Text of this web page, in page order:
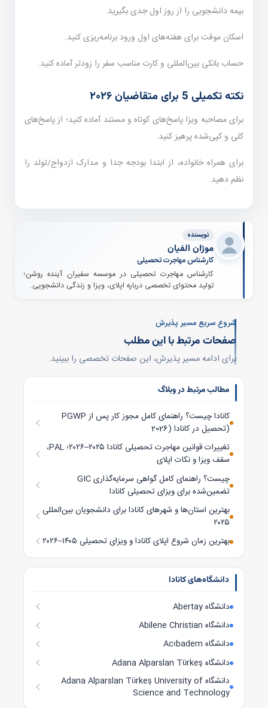
بیمه دانشجویی را از روز اول جدی بگیرید.
اسکان موقت برای هفته‌های اول ورود برنامه‌ریزی کنید.
حساب بانکی بین‌المللی و کارت مناسب سفر را زودتر آماده کنید.
نکته تکمیلی 5 برای متقاضیان ۲۰۲۶
برای مصاحبه ویزا پاسخ‌های کوتاه و مستند آماده کنید؛ از پاسخ‌های
کلی و کپی‌شده پرهیز کنید.
برای همراه خانواده، از ابتدا بودجه جدا و مدارک ازدواج/تولد را
نظم دهید.
نویسنده
موژان الفیان
کارشناس مهاجرت تحصیلی
کارشناس مهاجرت تحصیلی در موسسه سفیران آینده روشن؛
تولید محتوای تخصصی درباره اپلای، ویزا و زندگی دانشجویی.
شروع سریع مسیر پذیرش
صفحات مرتبط با این مطلب
برای ادامه مسیر پذیرش، این صفحات تخصصی را ببینید.
مطالب مرتبط در وبلاگ
PGWP کانادا چیست؟ راهنمای کامل مجوز کار پس از
تحصیل در کانادا (2026)
تغییرات قوانین مهاجرت تحصیلی کانادا ۲۰۲۵–۲۰۲۶؛ PAL،
سقف ویزا و نکات اپلای
GIC چیست؟ راهنمای کامل گواهی سرمایه‌گذاری
تضمین‌شده برای ویزای تحصیلی کانادا
بهترین استان‌ها و شهرهای کانادا برای دانشجویان بین‌المللی
۲۰۲۵
بهترین زمان شروع اپلای کانادا و ویزای تحصیلی ۱۴۰۵–۲۰۲۶
دانشگاه‌های کانادا
دانشگاه Abertay
دانشگاه Abilene Christian
دانشگاه Acıbadem
دانشگاه Adana Alparslan Türkeş
دانشگاه Adana Alparslan Türkeş University of
Science and Technology